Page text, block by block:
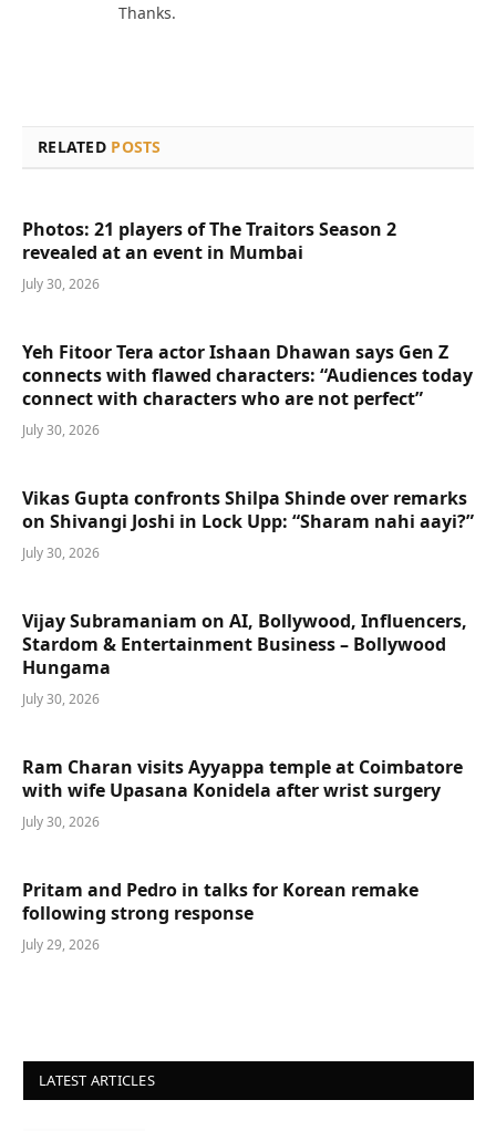
Thanks.
RELATED POSTS
Photos: 21 players of The Traitors Season 2
revealed at an event in Mumbai
July 30, 2026
Yeh Fitoor Tera actor Ishaan Dhawan says Gen Z
connects with flawed characters: “Audiences today
connect with characters who are not perfect”
July 30, 2026
Vikas Gupta confronts Shilpa Shinde over remarks
on Shivangi Joshi in Lock Upp: “Sharam nahi aayi?”
July 30, 2026
Vijay Subramaniam on AI, Bollywood, Influencers,
Stardom & Entertainment Business – Bollywood
Hungama
July 30, 2026
Ram Charan visits Ayyappa temple at Coimbatore
with wife Upasana Konidela after wrist surgery
July 30, 2026
Pritam and Pedro in talks for Korean remake
following strong response
July 29, 2026
LATEST ARTICLES